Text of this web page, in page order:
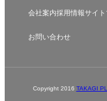
会社案内採用情報サイ
お問い合わせ
Copyright 2016 TAKAGI